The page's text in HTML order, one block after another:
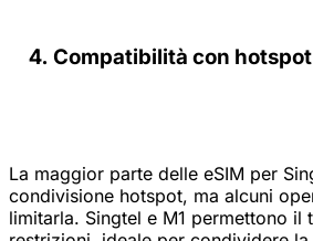
Compatibilità con
La maggior parte delle eSIM per
condivisione hotspot, ma alcuni
limitarla. Singtel e M1 permettono il